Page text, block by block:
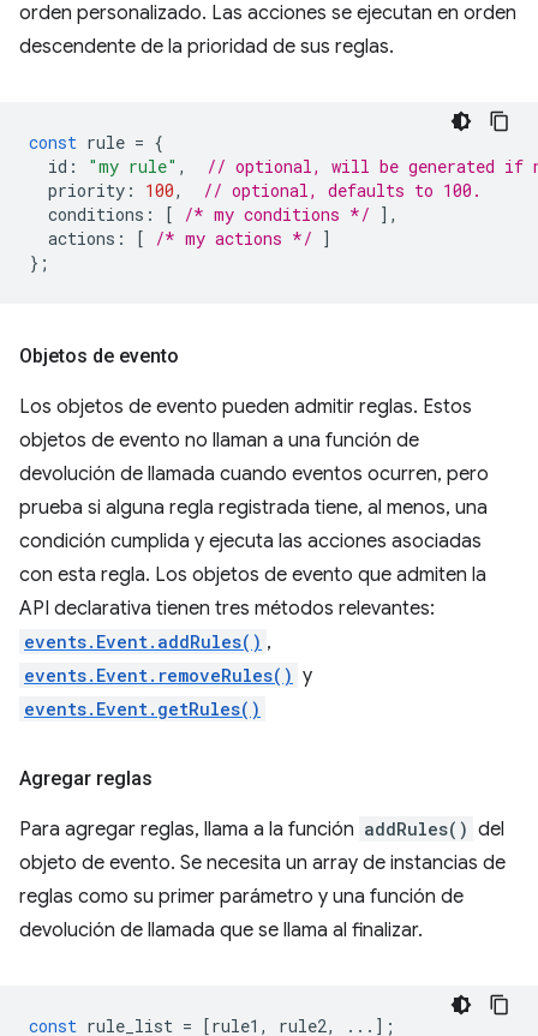
orden personalizado. Las acciones se ejecutan en orden
descendente de la prioridad de sus reglas.
const rule = {
id : "my rule" ,
// optional, will be generated if
priority : 100,
// optional, defaults to 100.
conditions : [ /* my conditions */ ],
actions : [ /* my actions */ ]
};
Objetos de evento
Los objetos de evento pueden admitir reglas. Estos
objetos de evento no llaman a una función de
devolución de llamada cuando eventos ocurren, pero
prueba si alguna regla registrada tiene, al menos, una
condición cumplida y ejecuta las acciones asociadas
con esta regla. Los objetos de evento que admiten la
API declarativa tienen tres métodos relevantes:
events.Event.addRules() ,
events.Event.removeRules() y
events.Event.getRules()
Agregar reglas
Para agregar reglas, llama a la función addRules() del
objeto de evento. Se necesita un array de instancias de
reglas como su primer parámetro y una función de
devolución de llamada que se llama al finalizar.
const rule_list = [rule1 , rule2, ...];